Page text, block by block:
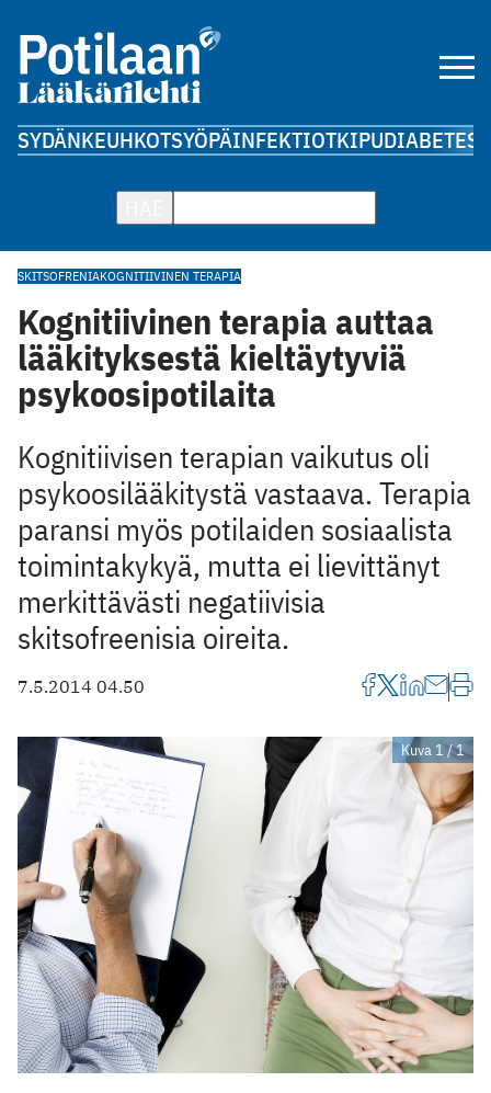
SYDÄNKEUHKOTSYÖPÄINFEKTIOTKIPUDIABETES
SKITSOFRENIAKOGNITIIVINEN TERAPIA
Kognitiivinen terapia auttaa
lääkityksestä kieltäytyviä
psykoosipotilaita
Kognitiivisen terapian vaikutus oli
psykoosilääkitystä vastaava. Terapia
paransi myös potilaiden sosiaalista
toimintakykyä, mutta ei lievittänyt
merkittävästi negatiivisia
skitsofreenisia oireita.
7.5.2014 04.50
Kuva 1 / 1